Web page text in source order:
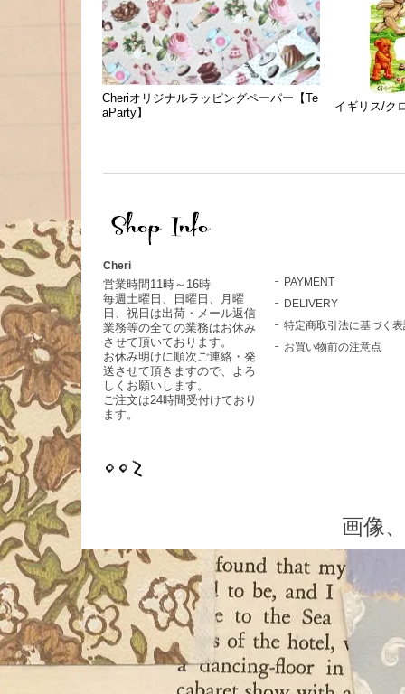
Cheriオリジナルラッピングペーパー【Te
aParty】
イギリス/ク
Cheri
営業時間11時～16時
毎週土曜日、日曜日、月曜
日、祝日は出荷・メール返信
業務等の全ての業務はお休み
させて頂いております。
お休み明けに順次ご連絡・発
送させて頂きますので、よろ
しくお願いします。
ご注文は24時間受付けており
ます。
PAYMENT
DELIVERY
特定商取引法に基づく
お買い物前の注意点
画像